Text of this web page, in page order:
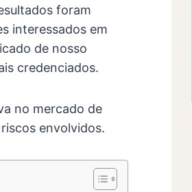
foram
interessados em
de nosso
credenciados.
no mercado de
envolvidos.